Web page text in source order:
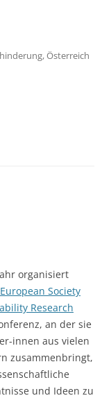
Österreich
organisiert
European Society
Research
an der sie
innen aus vielen
zusammenbringt,
und Ideen zu